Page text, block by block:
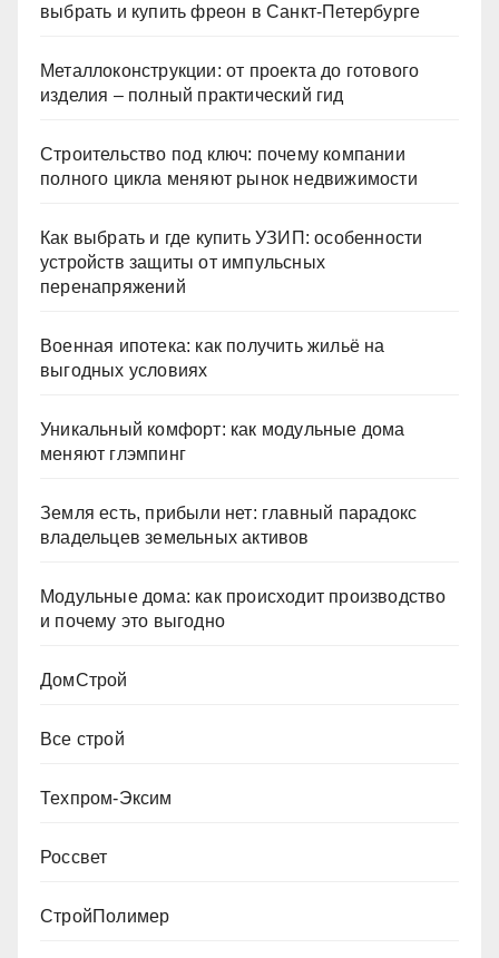
выбрать и купить фреон в Санкт-Петербурге
Металлоконструкции: от проекта до готового
изделия – полный практический гид
Строительство под ключ: почему компании
полного цикла меняют рынок недвижимости
Как выбрать и где купить УЗИП: особенности
устройств защиты от импульсных
перенапряжений
Военная ипотека: как получить жильё на
выгодных условиях
Уникальный комфорт: как модульные дома
меняют глэмпинг
Земля есть, прибыли нет: главный парадокс
владельцев земельных активов
Модульные дома: как происходит производство
и почему это выгодно
ДомСтрой
Все строй
Техпром-Эксим
Россвет
СтройПолимер